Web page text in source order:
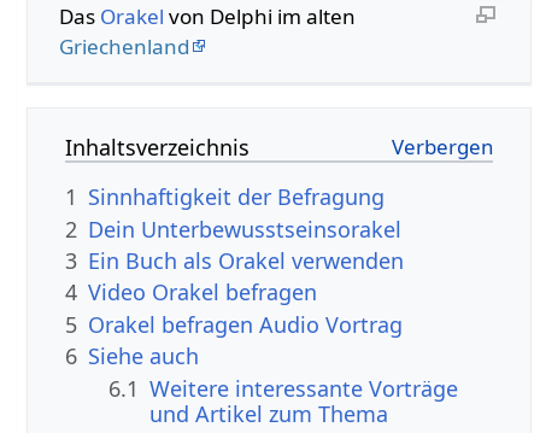
Das Orakel von Delphi im alten
Griechenland
Inhaltsverzeichnis
1 Sinnhaftigkeit der Befragung
2 Dein Unterbewusstseinsorakel
3 Ein Buch als Orakel verwenden
4 Video Orakel befragen
5 Orakel befragen Audio Vortrag
6 Siehe auch
6.1 Weitere interessante Vorträge
und Artikel zum Thema